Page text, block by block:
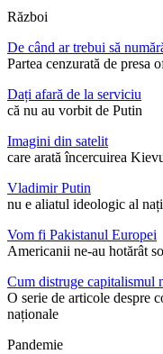
Război
De când ar trebui să
Partea cenzurată de presa
Dați afară de la serviciu
că nu au vorbit de Putin
Imagini din satelit
care arată încercuirea
Vladimir Putin
nu e aliatul ideologic al
Vom fi Pakistanul Europei
Americanii ne-au hotărât
Cum distruge capitalismul
O serie de articole despre
naționale
Pandemie